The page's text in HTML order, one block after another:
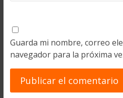
Guarda mi nombre, correo
navegador para la próxima